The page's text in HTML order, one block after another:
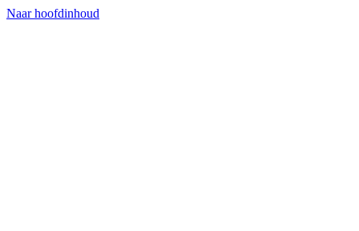
Naar hoofdinhoud